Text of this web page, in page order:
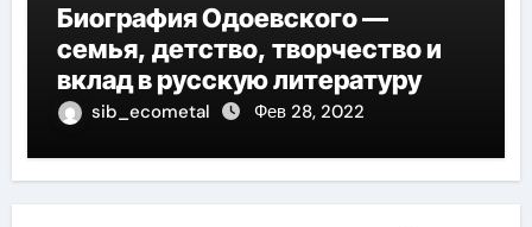
Биография Одоевского —
семья, детство, творчество и
вклад в русскую литературу
sib_ecometal Фев 28, 2022